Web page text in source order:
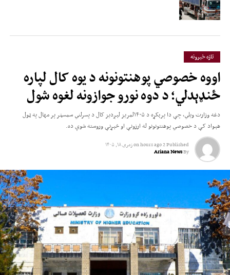
تازه خبرونه
اووه خصوصي پوهنتونونه د یوه کال لپاره
ځنډېدلي؛ د دوه نورو جوازونه لغوه شول
دغه وزارت ویلي، چې دا پرېکړه د ۱۴۰۵لمریز لېږدیز کال د پسرلني سمسټر پر مهال په ټول
هېواد کې د خصوصي پوهنتونونو له ارزونې او څېړنې وروسته شوې ده.
Published
2 hours ago
onزمری ۱۸, ۱۴۰۵
By
Ariana News